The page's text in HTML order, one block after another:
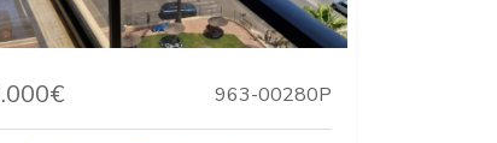
963-00280P